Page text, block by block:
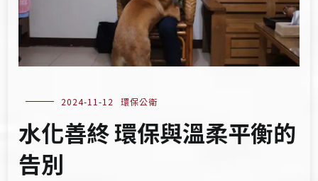
2024-11-12 環保公衛
水化善終 環保與溫柔平衡的
告別